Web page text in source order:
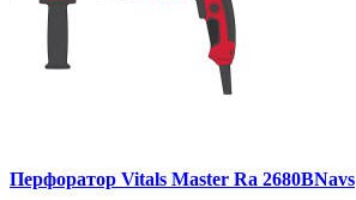
Перфоратор Vitals Master Ra 2680BNavs